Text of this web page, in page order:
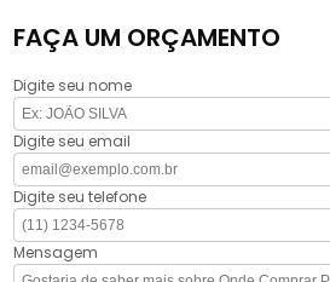
FAÇA UM ORÇAMENTO
Digite seu nome
Digite seu email
Digite seu telefone
Mensagem